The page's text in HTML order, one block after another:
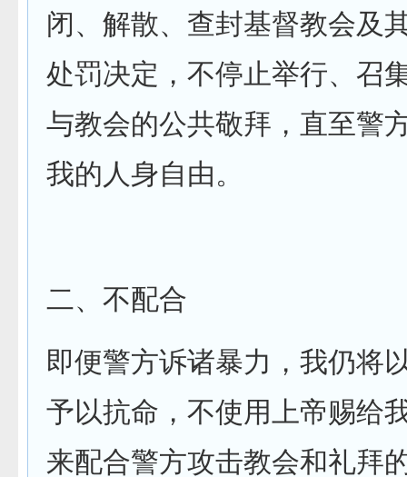
闭、解散、查封基督教会及
处罚决定，不停止举行、召
与教会的公共敬拜，直至警
我的人身自由。
二、不配合
即便警方诉诸暴力，我仍将
予以抗命，不使用上帝赐给
来配合警方攻击教会和礼拜